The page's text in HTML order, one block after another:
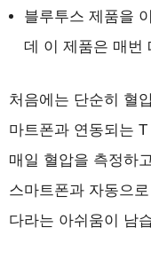
블루투스 제품을
데 이 제품은 매번
처음에는 단순히 혈
마트폰과 연동되는
매일 혈압을 측정하
스마트폰과 자동으
다라는 아쉬움이 남